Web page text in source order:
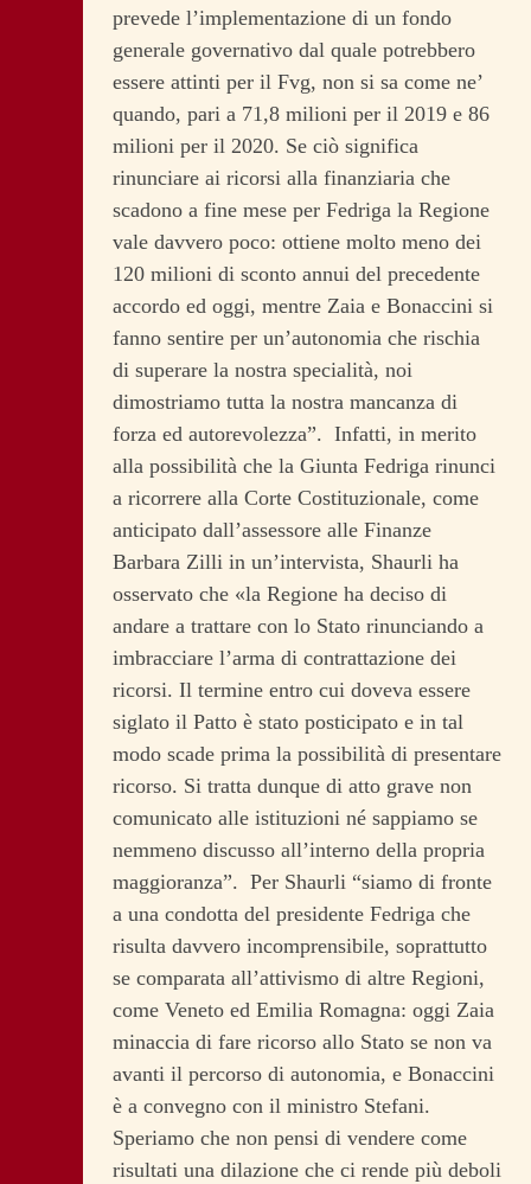
prevede l’implementazione di un fondo
generale governativo dal quale potrebbero
essere attinti per il Fvg, non si sa come ne’
quando, pari a 71,8 milioni per il 2019 e 86
milioni per il 2020. Se ciò significa
rinunciare ai ricorsi alla finanziaria che
scadono a fine mese per Fedriga la Regione
vale davvero poco: ottiene molto meno dei
120 milioni di sconto annui del precedente
accordo ed oggi, mentre Zaia e Bonaccini si
fanno sentire per un’autonomia che rischia
di superare la nostra specialità, noi
dimostriamo tutta la nostra mancanza di
forza ed autorevolezza”. Infatti, in merito
alla possibilità che la Giunta Fedriga rinunci
a ricorrere alla Corte Costituzionale, come
anticipato dall’assessore alle Finanze
Barbara Zilli in un’intervista, Shaurli ha
osservato che «la Regione ha deciso di
andare a trattare con lo Stato rinunciando a
imbracciare l’arma di contrattazione dei
ricorsi. Il termine entro cui doveva essere
siglato il Patto è stato posticipato e in tal
modo scade prima la possibilità di presentare
ricorso. Si tratta dunque di atto grave non
comunicato alle istituzioni né sappiamo se
nemmeno discusso all’interno della propria
maggioranza”. Per Shaurli “siamo di fronte
a una condotta del presidente Fedriga che
risulta davvero incomprensibile, soprattutto
se comparata all’attivismo di altre Regioni,
come Veneto ed Emilia Romagna: oggi Zaia
minaccia di fare ricorso allo Stato se non va
avanti il percorso di autonomia, e Bonaccini
è a convegno con il ministro Stefani.
Speriamo che non pensi di vendere come
risultati una dilazione che ci rende più deboli